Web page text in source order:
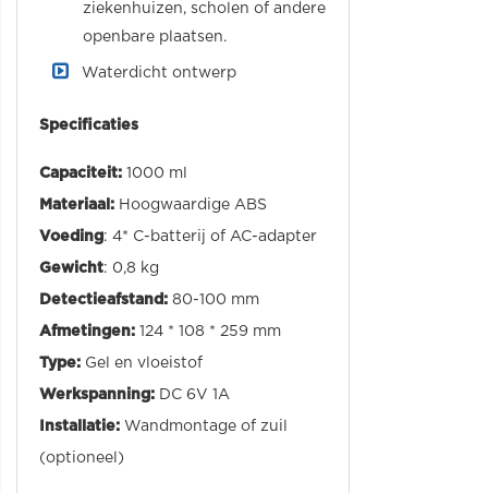
ziekenhuizen, scholen of andere
openbare plaatsen.
Waterdicht ontwerp
Specificaties
Capaciteit: 1000 ml
Materiaal: Hoogwaardige ABS
Voeding: 4* C-batterij of AC-adapter
Gewicht: 0,8 kg
Detectieafstand: 80-100 mm
Afmetingen: 124 * 108 * 259 mm
Type: Gel en vloeistof
Werkspanning: DC 6V 1A
Installatie: Wandmontage of zuil
(optioneel)